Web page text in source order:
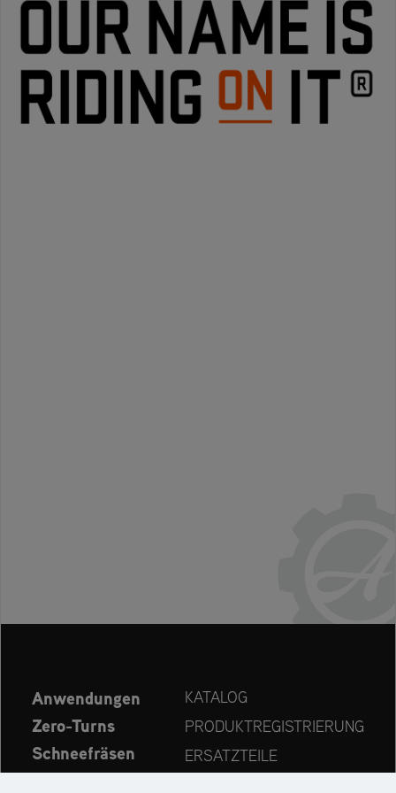
Anwendungen
Zero-Turns
Schneefräsen
Aktuelles
KATALOG
PRODUKTREGISTRIERUNG
ERSATZTEILE